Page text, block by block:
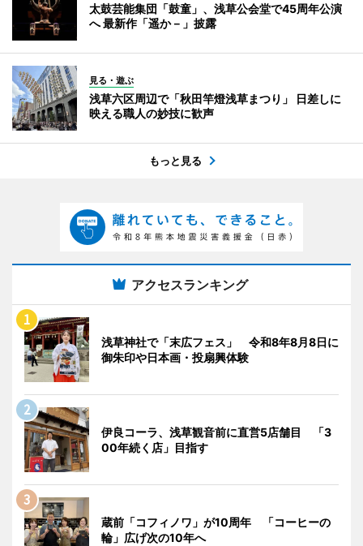
太鼓芸能集団「鼓童」、浅草公会堂で45周年公演
へ 最新作「遥か－」披露
見る・遊ぶ
浅草六区周辺で「秋田竿燈浅草まつり」 日差しに
映える職人の妙技に歓声
もっと見る
アクセスランキング
浅草神社で「末広フェス」 令和8年8月8日に
御朱印や日本画・投扇興体験
伊良コーラ、浅草観音前に直営5店舗目 「3
00年続く店」目指す
蔵前「コフィノワ」が10周年 「コーヒーの
輪」広げ次の10年へ